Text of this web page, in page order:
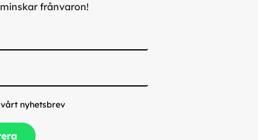
frånvaron!
nyhetsbrev